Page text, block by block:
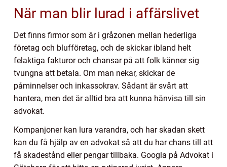
När man blir lurad i affärslivet
Det finns firmor som är i gråzonen mellan hederliga
företag och blufföretag, och de skickar ibland helt
felaktiga fakturor och chansar på att folk känner sig
tvungna att betala. Om man nekar, skickar de
påminnelser och inkassokrav. Sådant är svårt att
hantera, men det är alltid bra att kunna hänvisa till sin
advokat.
Kompanjoner kan lura varandra, och har skadan skett
kan du få hjälp av en advokat så att du har chans till att
få skadestånd eller pengar tillbaka. Googla på Advokat i